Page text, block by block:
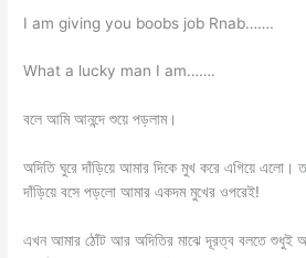
I am giving you boobs job Rnab…….
What a lucky man I am…….
বলে আমি আনন্দে শুয়ে পড়লাম।
অদিতি ঘুরে দাঁড়িয়ে আমার দিকে মুখ করে এগিয়ে এলো।
দাঁড়িয়ে বসে পড়লো আমার একদম মুখের ওপরেই!
এখন আমার ঠোঁট আর অদিতির মাঝে দূরত্ব বলতে শুধুই